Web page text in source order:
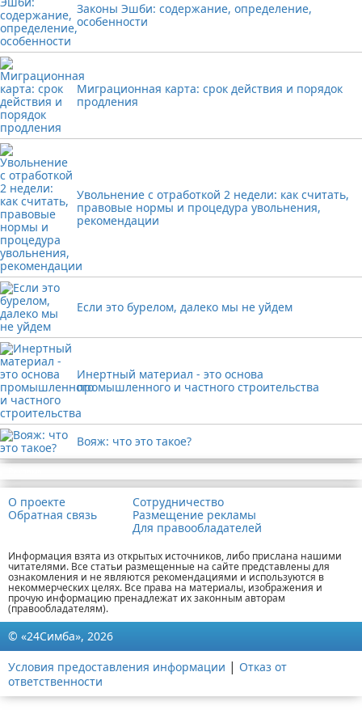
Законы Эшби: содержание, определение,
особенности
Миграционная карта: срок действия и порядок
продления
Увольнение с отработкой 2 недели: как считать,
правовые нормы и процедура увольнения,
рекомендации
Если это бурелом, далеко мы не уйдем
Инертный материал - это основа
промышленного и частного строительства
Вояж: что это такое?
О проекте
Обратная связь
Сотрудничество
Размещение рекламы
Для правообладателей
Информация взята из открытых источников, либо прислана нашими
читателями. Все статьи размещенные на сайте представлены для
ознакомления и не являются рекомендациями и используются в
некоммерческих целях. Все права на материалы, изображения и
прочую информацию пренадлежат их законным авторам
(правообладателям).
© «24Симба», 2026
Условия предоставления информации | Отказ от
ответственности